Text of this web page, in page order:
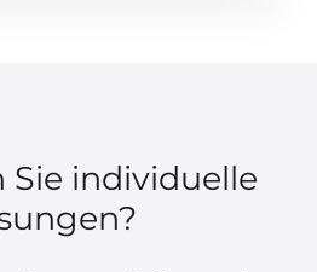
Sie individuelle